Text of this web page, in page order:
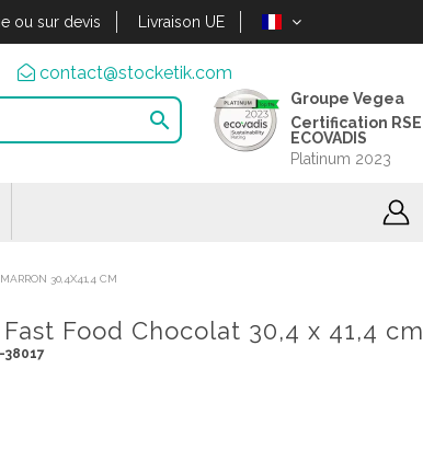
ou sur devis Livraison UE
contact@stocketik.com

Groupe Vegea
Certification RSE
ECOVADIS
Platinum 2023
30,4X41,4 CM
Food Chocolat 30,4 x 41,4 cm